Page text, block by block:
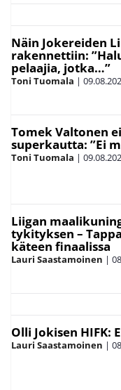
Näin Jokereiden
rakennettiin:
pelaajia, jotka…”
Toni Tuomala |
Tomek Valtonen
superkautta: ”Ei
Toni Tuomala |
Liigan
tykityksen –
käteen finaalissa
Lauri Saastamoinen |
Olli Jokisen HIFK:
Lauri Saastamoinen |